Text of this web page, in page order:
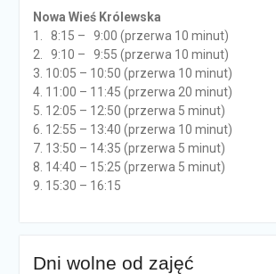
Nowa Wieś Królewska
1. 8:15 – 9:00 (przerwa 10 minut)
2. 9:10 – 9:55 (przerwa 10 minut)
3. 10:05 – 10:50 (przerwa 10 minut)
4. 11:00 – 11:45 (przerwa 20 minut)
5. 12:05 – 12:50 (przerwa 5 minut)
6. 12:55 – 13:40 (przerwa 10 minut)
7. 13:50 – 14:35 (przerwa 5 minut)
8. 14:40 – 15:25 (przerwa 5 minut)
9. 15:30 – 16:15
Dni wolne od zajęć